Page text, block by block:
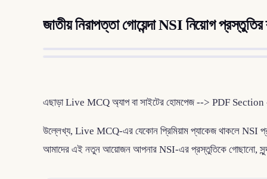
জাতীয় নিরাপত্তা গোয়েন্দা NSI নিয়োগ প্রস্তুতির
এছাড়া Live MCQ অ্যাপ বা সাইটের হোমপেজ --> PDF Section --
উল্লেখ্য, Live MCQ-এর যেকোন প্রিমিয়াম প্যাকেজ থাকলে NSI
আমাদের এই নতুন আয়োজন আপনার NSI-এর প্রস্তুতিকে গোছানো,